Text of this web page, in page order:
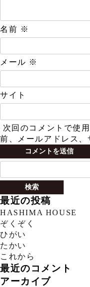
名前 ※
メール ※
サイト
次回のコメントで使
前、メールアドレス、
検
最近の投稿
HASHIMA HOUSE
ぞくぞく
ひがい
たかい
これから
最近のコメント
アーカイブ